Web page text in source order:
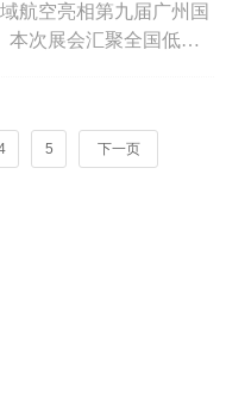
、医疗服务、风险保障
模式。
国际应急安全博
航空亮相第九届广州国
本次展会汇聚全国低空
质企业，系统性展示
流对接、资源互通的
5 下一页